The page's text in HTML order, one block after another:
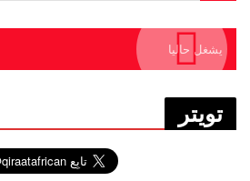
يشغل حاليا
تويتر